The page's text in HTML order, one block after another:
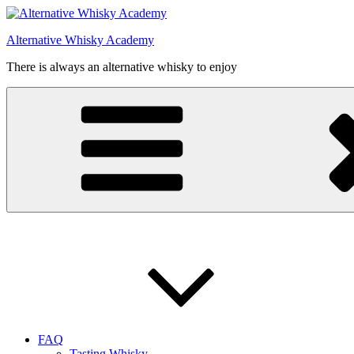
Videre
indhold
Alternative Whisky Academy
There is always an alternative whisky to enjoy
FAQ